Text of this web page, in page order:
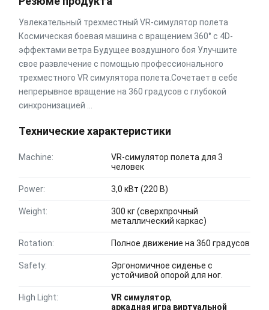
Увлекательный трехместный VR-симулятор полета
Космическая боевая машина с вращением 360° с 4D-
эффектами ветра Будущее воздушного боя Улучшите
свое развлечение с помощью профессионального
трехместного VR симулятора полета.Сочетает в себе
непрерывное вращение на 360 градусов с глубокой
синхронизацией ...
Технические характеристики
Machine:
VR-симулятор полета для 3
человек
Power: 3,0 кВт (220 В)
Weight:
300 кг (сверхпрочный
металлический каркас)
Rotation: Полное движение на 360 градусов
Safety:
Эргономичное сиденье с
устойчивой опорой для ног.
High Light: VR симулятор,
аркадная игра виртуальной